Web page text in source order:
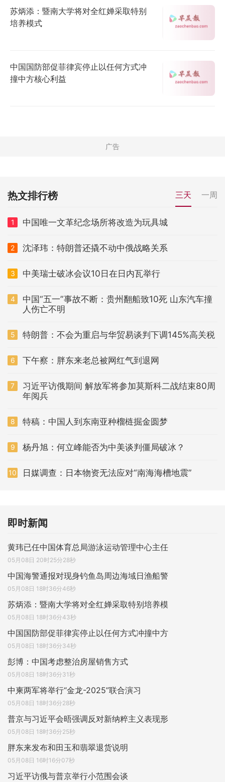
苏炳添：暨南大学将对全红婵采取特别
培养模式
中国国防部促菲律宾停止以任何方式冲
撞中方核心利益
热文排行榜 三天 一周
1 中国唯一文革纪念场所将改造为玩具城
2 沈泽玮：特朗普还撬不动中俄战略关系
3 中美瑞士破冰会议10日在日内瓦举行
4
中国“五一”事故不断：贵州翻船致10死 山东汽车撞
人伤亡不明
5 特朗普：不会为重启与华贸易谈判下调145%高关税
6 下午察：胖东来老总被网红气到退网
7
习近平访俄期间 解放军将参加莫斯科二战结束80周
年阅兵
8 特稿：中国人到东南亚种榴梿掘金圆梦
9 杨丹旭：何立峰能否为中美谈判僵局破冰？
10 日媒调查：日本物资无法应对“南海海槽地震”
即时新闻
黄玮已任中国体育总局游泳运动管理中心主任
05月08日 20时25分28秒
中国海警通报对现身钓鱼岛周边海域日渔船警
05月08日 18时36分46秒
苏炳添：暨南大学将对全红婵采取特别培养模
05月08日 18时36分43秒
中国国防部促菲律宾停止以任何方式冲撞中方
05月08日 18时36分34秒
彭博：中国考虑整治房屋销售方式
05月08日 18时36分31秒
中柬两军将举行“金龙-2025”联合演习
05月08日 18时36分28秒
普京与习近平会晤强调反对新纳粹主义表现形
05月08日 18时36分25秒
胖东来发布和田玉和翡翠退货说明
05月08日 16时16分07秒
习近平访俄与普京举行小范围会谈